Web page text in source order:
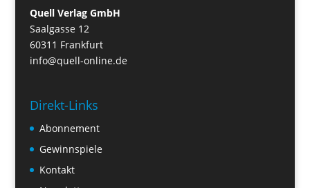
Quell Verlag GmbH
Saalgasse 12
60311 Frankfurt
info@quell-online.de
Direkt-Links
Abonnement
Gewinnspiele
Kontakt